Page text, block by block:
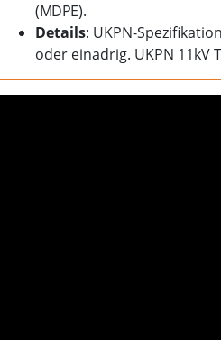
(MDPE).
Details: UKPN-
oder einadrig. UKPN 11kV